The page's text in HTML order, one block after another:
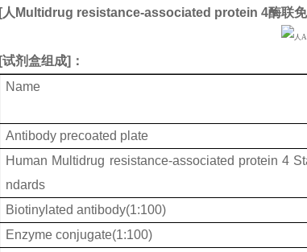
[人 Multidrug resistance-associated protein 4酶联
[试剂盒组成]：
Name
Antibody precoated plate
Human Multidrug resistance-associated protein 4
ndards
Biotinylated antibody(1:100)
Enzyme conjugate(1:100)